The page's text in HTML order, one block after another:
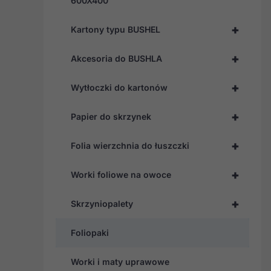
+
Kartony typu BUSHEL
+
Akcesoria do BUSHLA
+
Wytłoczki do kartonów
+
Papier do skrzynek
+
Folia wierzchnia do łuszczki
+
Worki foliowe na owoce
+
Skrzyniopalety
Foliopaki
Worki i maty uprawowe